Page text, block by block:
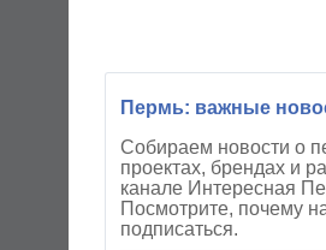
Пермь: важные
Собираем новости о
проектах, брендах и
канале Интересная
Посмотрите, почему
подписаться.